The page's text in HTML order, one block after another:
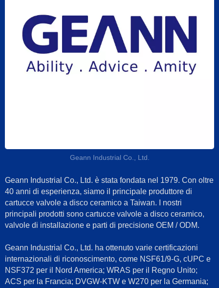
Geann Industrial Co., Ltd.
Geann Industrial Co., Ltd. è stata fondata nel 1979. Con oltre
40 anni di esperienza, siamo il principale produttore di
cartucce valvole a disco ceramico a Taiwan. I nostri
principali prodotti sono cartucce valvole a disco ceramico,
valvole di installazione e parti di precisione OEM / ODM.
Geann Industrial Co., Ltd. ha ottenuto varie certificazioni
internazionali di riconoscimento, come NSF61/9-G, cUPC e
NSF372 per il Nord America; WRAS per il Regno Unito;
ACS per la Francia; DVGW-KTW e W270 per la Germania;